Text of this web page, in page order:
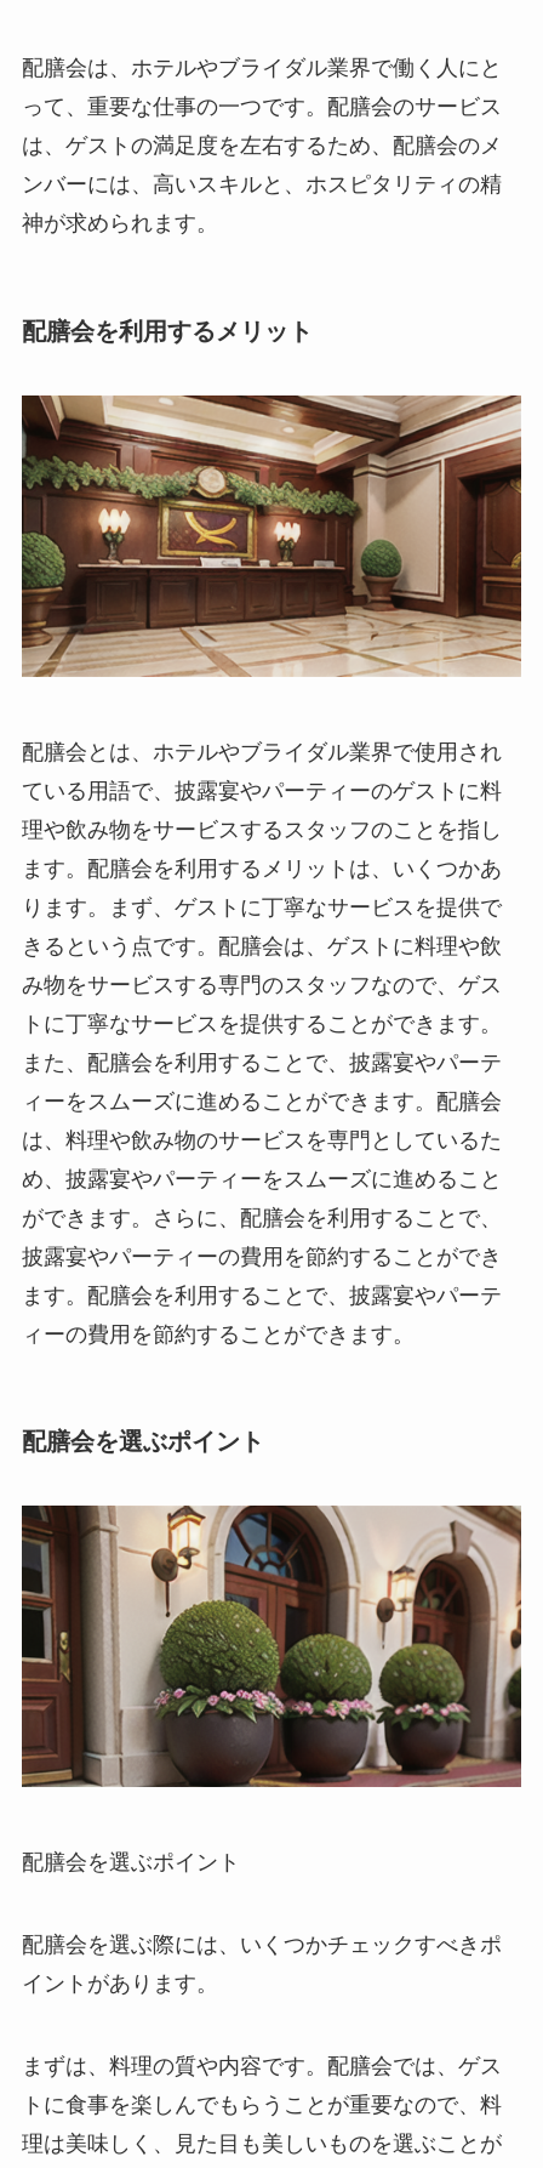
配膳会は、ホテルやブライダル業界で働く人にと
って、重要な仕事の一つです。 配膳会のサービス
は、ゲストの満足度を左右するため、配膳会のメ
ンバーには、高いスキルと、ホスピタリティの精
神が求められます。
配膳会を利用するメリット
配膳会とは、ホテルやブライダル業界で使用され
ている用語で、披露宴やパーティーのゲストに料
理や飲み物をサービスするスタッフのこと を指し
ます。配膳会を利用するメリットは、いくつかあ
ります。まず、ゲストに丁寧なサービスを提供で
きるという点です。配膳会は、ゲストに料理や飲
み物をサービスする専門のスタッフなので、ゲス
トに丁寧なサービスを提供することができます。
また、配膳会を利用することで、披露宴やパーテ
ィーをスムーズに進めることができます。配膳会
は、料理や飲み物のサービスを専門としているた
め、披露宴やパーティーをスムーズに進めること
ができます。さらに、配膳会を利用することで、
披露宴やパーティーの費用を節約することができ
ます。配膳会を利用することで、披露宴やパーテ
ィーの費用を節約することができます。
配膳会を選ぶポイント
配膳会を選ぶポイント
配膳会を選ぶ際には、いくつかチェックすべきポ
イントがあります。
まずは、料理の質や内容です。配膳会では、ゲス
トに食事を楽しんでもらうことが重要なので、料
理は美味しく、見た目も美しいものを選ぶことが